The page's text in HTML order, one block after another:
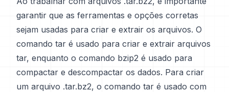
garantir que as ferramentas e opções corretas
sejam usadas para criar e extrair os arquivos. O
comando tar é usado para criar e extrair arquivos
tar, enquanto o comando bzip2 é usado para
compactar e descompactar os dados. Para criar
um arquivo .tar.bz2, o comando tar é usado com